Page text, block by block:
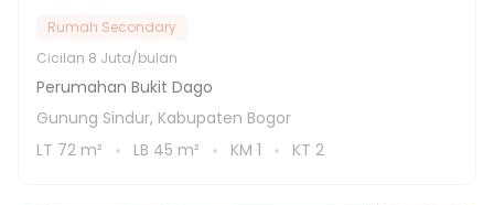
Rumah Secondary
Cicilan 8 Juta/bulan
Perumahan Bukit Dago
Gunung Sindur, Kabupaten Bogor
LT 72 m² LB 45 m² KM 1 KT 2